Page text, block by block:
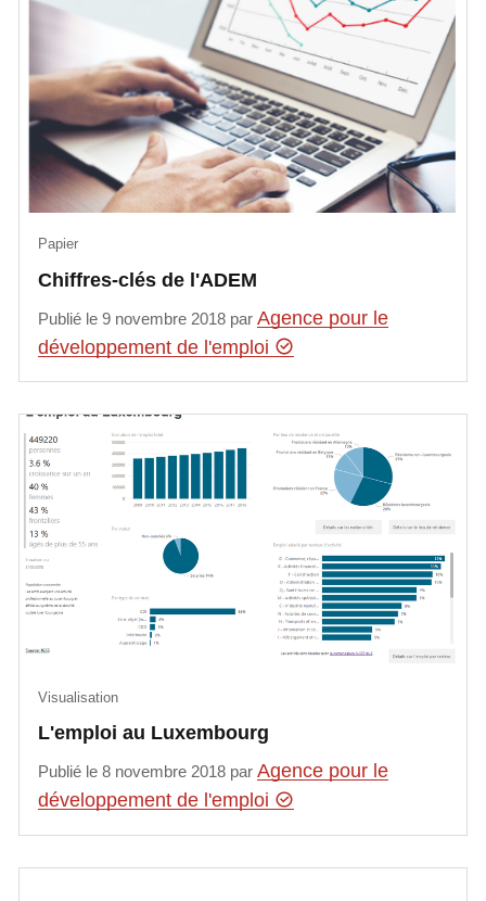
Chiffres-clés de l'ADEM
Papier
Publié le 9 novembre 2018 parAgence pour le
développement de l'emploi
L'emploi au Luxembourg
Visualisation
Publié le 8 novembre 2018 parAgence pour le
développement de l'emploi